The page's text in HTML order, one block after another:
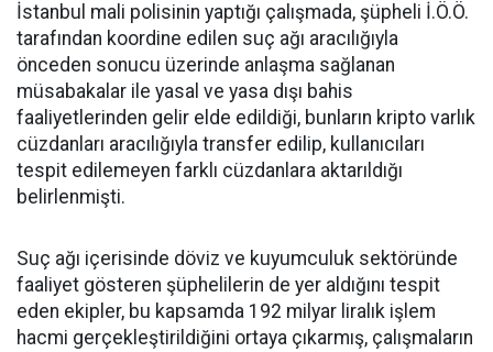
İstanbul mali polisinin yaptığı çalışmada, şüpheli İ.Ö.Ö.
tarafından koordine edilen suç ağı aracılığıyla
önceden sonucu üzerinde anlaşma sağlanan
müsabakalar ile yasal ve yasa dışı bahis
faaliyetlerinden gelir elde edildiği, bunların kripto varlık
cüzdanları aracılığıyla transfer edilip, kullanıcıları
tespit edilemeyen farklı cüzdanlara aktarıldığı
belirlenmişti.
Suç ağı içerisinde döviz ve kuyumculuk sektöründe
faaliyet gösteren şüphelilerin de yer aldığını tespit
eden ekipler, bu kapsamda 192 milyar liralık işlem
hacmi gerçekleştirildiğini ortaya çıkarmış, çalışmaların